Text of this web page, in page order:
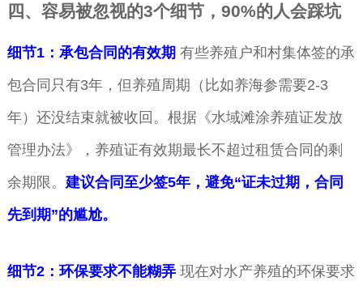
四、容易被忽视的3个细节，90%的人会踩坑
细节1：承包合同的有效期 有些养殖户和村集体签的承
包合同只有3年，但养殖周期（比如养海参需要2-3
年）还没结束就被收回。根据《水域滩涂养殖证发放
管理办法》，养殖证有效期最长不超过租赁合同的剩
余期限。 建议合同至少签5年，避免“证未过期，合同
先到期”的尴尬。
细节2：环保要求不能糊弄现在对水产养殖的环保要求